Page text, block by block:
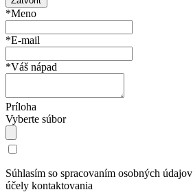
*Meno
*E-mail
*Váš nápad
Príloha
Vyberte súbor
Súhlasím so spracovaním osobných údajov
účely kontaktovania